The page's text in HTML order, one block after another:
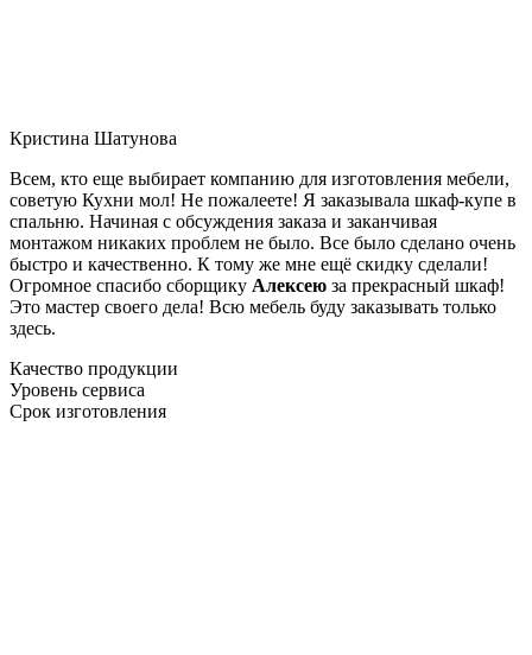
Кристина Шатунова
Всем, кто еще выбирает компанию для изготовления мебели,
советую Кухни мол! Не пожалеете! Я заказывала шкаф-купе в
спальню. Начиная с обсуждения заказа и заканчивая
монтажом никаких проблем не было. Все было сделано очень
быстро и качественно. К тому же мне ещё скидку сделали!
Огромное спасибо сборщику Алексею за прекрасный шкаф!
Это мастер своего дела! Всю мебель буду заказывать только
здесь.
Качество продукции
Уровень сервиса
Срок изготовления